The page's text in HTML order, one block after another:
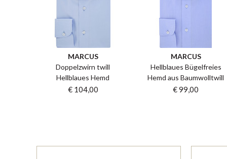
MARCUS
Doppelzwirn twill
Hellblaues Hemd
€ 104,00
MARCUS
Hellblaues Bügelfreies
Hemd aus Baumwolltwill
€ 99,00